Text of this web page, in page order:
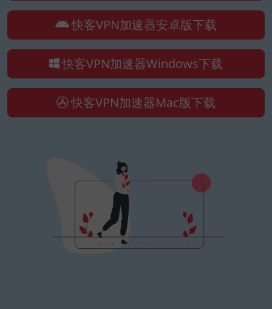
快客VPN加速器安卓版下载
快客VPN加速器Windows下载
快客VPN加速器Mac版下载